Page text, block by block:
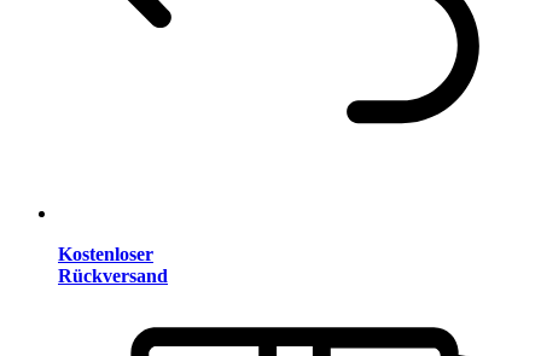
Kostenloser
Rückversand